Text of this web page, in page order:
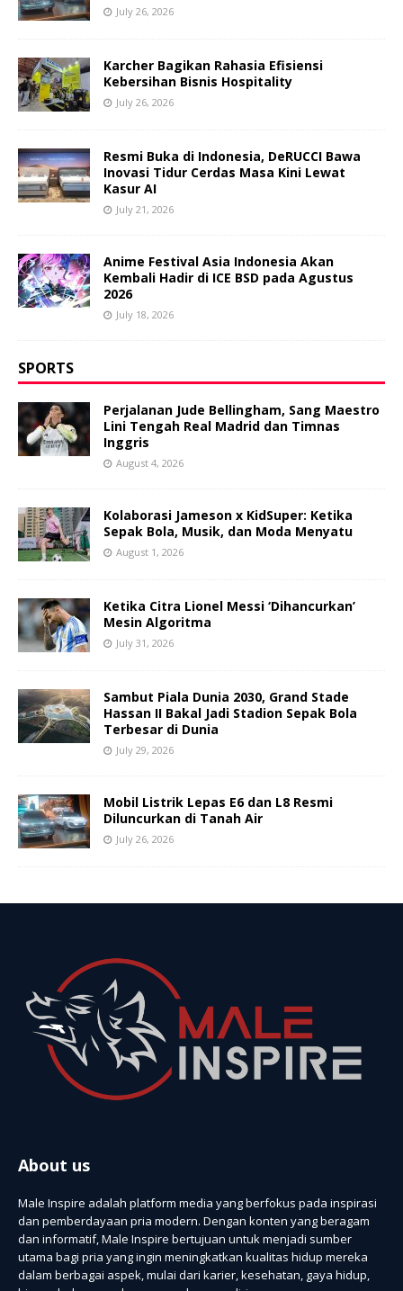
July 26, 2026
Karcher Bagikan Rahasia Efisiensi
Kebersihan Bisnis Hospitality
July 26, 2026
Resmi Buka di Indonesia, DeRUCCI Bawa
Inovasi Tidur Cerdas Masa Kini Lewat
Kasur AI
July 21, 2026
Anime Festival Asia Indonesia Akan
Kembali Hadir di ICE BSD pada Agustus
2026
July 18, 2026
SPORTS
Perjalanan Jude Bellingham, Sang Maestro
Lini Tengah Real Madrid dan Timnas
Inggris
August 4, 2026
Kolaborasi Jameson x KidSuper: Ketika
Sepak Bola, Musik, dan Moda Menyatu
August 1, 2026
Ketika Citra Lionel Messi ‘Dihancurkan’
Mesin Algoritma
July 31, 2026
Sambut Piala Dunia 2030, Grand Stade
Hassan II Bakal Jadi Stadion Sepak Bola
Terbesar di Dunia
July 29, 2026
Mobil Listrik Lepas E6 dan L8 Resmi
Diluncurkan di Tanah Air
July 26, 2026
About us
Male Inspire adalah platform media yang berfokus pada inspirasi
dan pemberdayaan pria modern. Dengan konten yang beragam
dan informatif, Male Inspire bertujuan untuk menjadi sumber
utama bagi pria yang ingin meningkatkan kualitas hidup mereka
dalam berbagai aspek, mulai dari karier, kesehatan, gaya hidup,